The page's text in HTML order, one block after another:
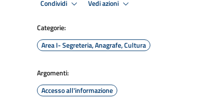
Condividi Vedi azioni
Categorie:
Area I- Segreteria, Anagrafe, Cultura
Argomenti:
Accesso all'informazione